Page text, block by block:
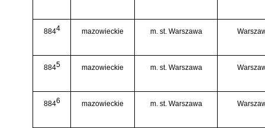
8844 mazowieckie m. st. Warszawa
8845 mazowieckie m. st. Warszawa
8846 mazowieckie m. st. Warszawa